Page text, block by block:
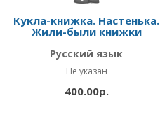
Кукла-книжка. Настенька.
Жили-были книжки
Русский язык
Не указан
400.00р.